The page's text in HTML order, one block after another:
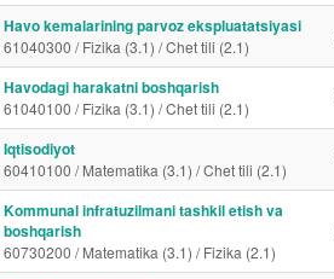
Havo kemalarining parvoz ekspluatatsiyasi
61040300 / Fizika (3.1) / Chet tili (2.1)
Havodagi harakatni boshqarish
61040100 / Fizika (3.1) / Chet tili (2.1)
Iqtisodiyot
60410100 / Matematika (3.1) / Chet tili (2.1)
Kommunal infratuzilmani tashkil etish va
boshqarish
60730200 / Matematika (3.1) / Fizika (2.1)